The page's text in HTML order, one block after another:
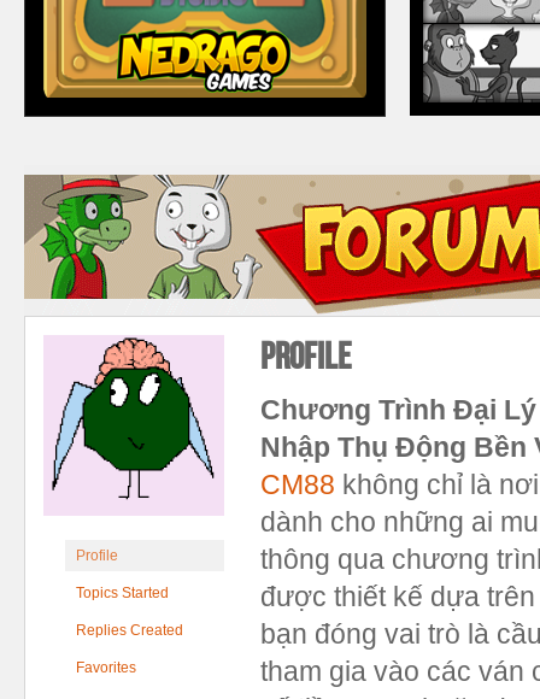
Profile
Topics Started
Replies Created
Favorites
Profile
Chương Trình Đại
Nhập Thụ Động Bền
CM88 không chỉ là
dành cho những ai
thông qua chương
được thiết kế dựa
bạn đóng vai trò là
tham gia vào các ván